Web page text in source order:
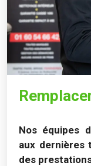
Nos équipes
aux dernières
des